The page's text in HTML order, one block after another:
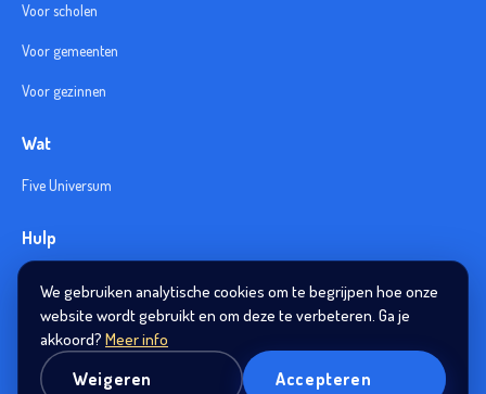
We gebruiken analytische cookies om te begrijpen hoe onze
website wordt gebruikt en om deze te verbeteren. Ga je
akkoord? Meer info
Weigeren
Accepteren
Voor scholen
Voor gemeenten
Voor gezinnen
Wat
Five Universum
Hulp
Helpdesk